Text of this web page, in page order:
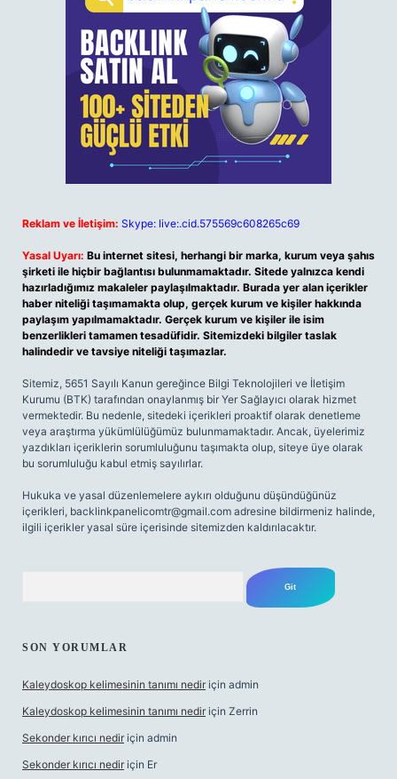
Reklam ve İletişim: Skype: live:.cid.575569c608265c69
Yasal Uyarı: Bu internet sitesi, herhangi bir marka, kurum veya şahıs
şirketi ile hiçbir bağlantısı bulunmamaktadır. Sitede yalnızca kendi
hazırladığımız makaleler paylaşılmaktadır. Burada yer alan içerikler
haber niteliği taşımamakta olup, gerçek kurum ve kişiler hakkında
paylaşım yapılmamaktadır. Gerçek kurum ve kişiler ile isim
benzerlikleri tamamen tesadüfidir. Sitemizdeki bilgiler taslak
halindedir ve tavsiye niteliği taşımazlar.
Sitemiz, 5651 Sayılı Kanun gereğince Bilgi Teknolojileri ve İletişim
Kurumu (BTK) tarafından onaylanmış bir Yer Sağlayıcı olarak hizmet
vermektedir. Bu nedenle, sitedeki içerikleri proaktif olarak denetleme
veya araştırma yükümlülüğümüz bulunmamaktadır. Ancak, üyelerimiz
yazdıkları içeriklerin sorumluluğunu taşımakta olup, siteye üye olarak
bu sorumluluğu kabul etmiş sayılırlar.
Hukuka ve yasal düzenlemelere aykırı olduğunu düşündüğünüz
içerikleri, backlinkpanelicomtr@gmail.com adresine bildirmeniz halinde,
ilgili içerikler yasal süre içerisinde sitemizden kaldırılacaktır.
SON YORUMLAR
Kaleydoskop kelimesinin tanımı nedir için admin
Kaleydoskop kelimesinin tanımı nedir için Zerrin
Sekonder kırıcı nedir için admin
Sekonder kırıcı nedir için Er